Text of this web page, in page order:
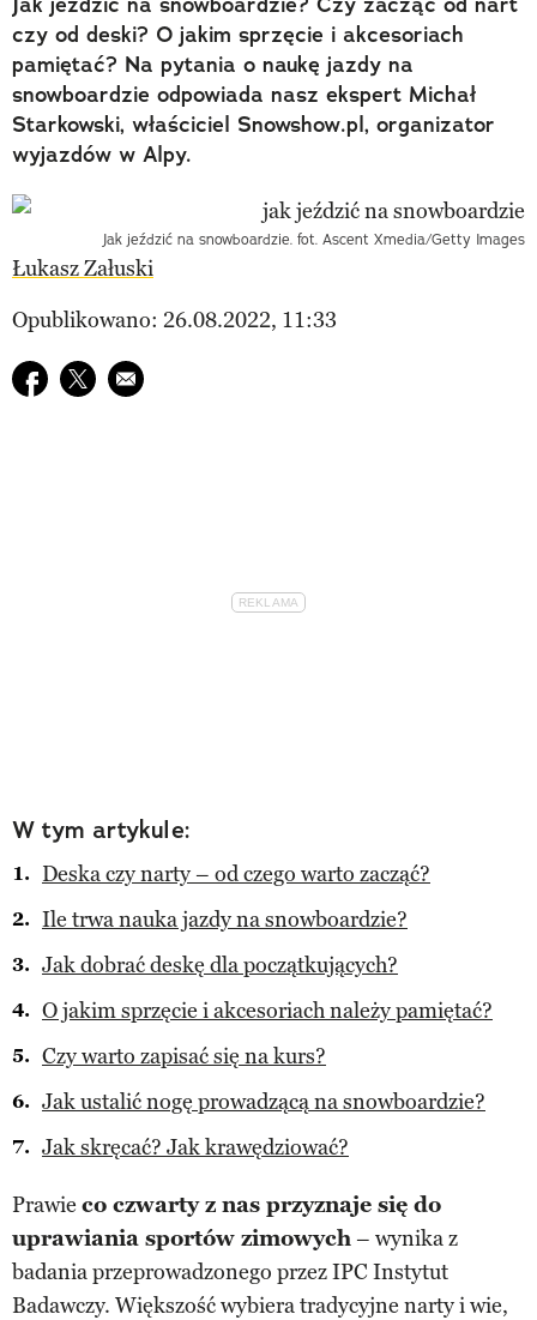
czy od deski? O jakim sprzęcie i akcesoriach
pamiętać? Na pytania o naukę jazdy na
snowboardzie odpowiada nasz ekspert Michał
Starkowski, właściciel Snowshow.pl, organizator
wyjazdów w Alpy.
Jak jeździć na snowboardzie. fot. Ascent Xmedia/Getty Images
Łukasz Załuski
Opublikowano: 26.08.2022, 11:33
Udostępnij na facebook
Udostępnij na twitter
E-mail do przyjaciela
W tym artykule:
Deska czy narty – od czego warto zacząć?
Ile trwa nauka jazdy na snowboardzie?
Jak dobrać deskę dla początkujących?
O jakim sprzęcie i akcesoriach należy pamiętać?
Czy warto zapisać się na kurs?
Jak ustalić nogę prowadzącą na snowboardzie?
Jak skręcać? Jak krawędziować?
Prawie co czwarty z nas przyznaje się do
uprawiania sportów zimowych– wynika z
badania przeprowadzonego przez IPC Instytut
Badawczy. Większość wybiera tradycyjne narty i wie,